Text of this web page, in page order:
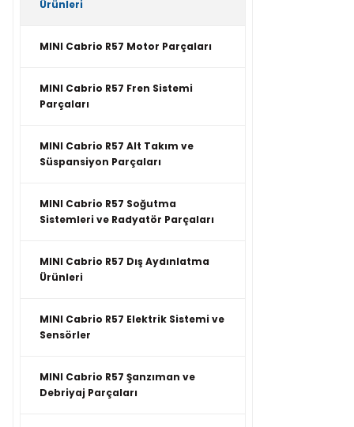
Ürünleri
MINI Cabrio R57 Motor Parçaları
MINI Cabrio R57 Fren Sistemi
Parçaları
MINI Cabrio R57 Alt Takım ve
Süspansiyon Parçaları
MINI Cabrio R57 Soğutma
Sistemleri ve Radyatör Parçaları
MINI Cabrio R57 Dış Aydınlatma
Ürünleri
MINI Cabrio R57 Elektrik Sistemi ve
Sensörler
MINI Cabrio R57 Şanzıman ve
Debriyaj Parçaları